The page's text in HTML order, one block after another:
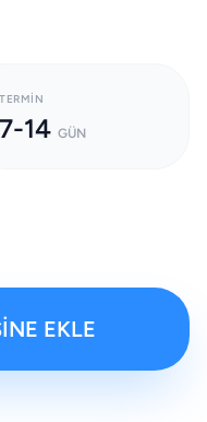
TERMIN
7-14 GÜN
EKLE